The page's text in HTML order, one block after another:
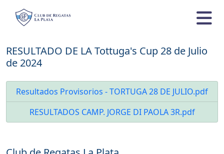
RESULTADO DE LA Tottuga's Cup 28 de Julio
de 2024
Resultados Provisorios - TORTUGA 28 DE JULIO.pdf
RESULTADOS CAMP. JORGE DI PAOLA 3R.pdf